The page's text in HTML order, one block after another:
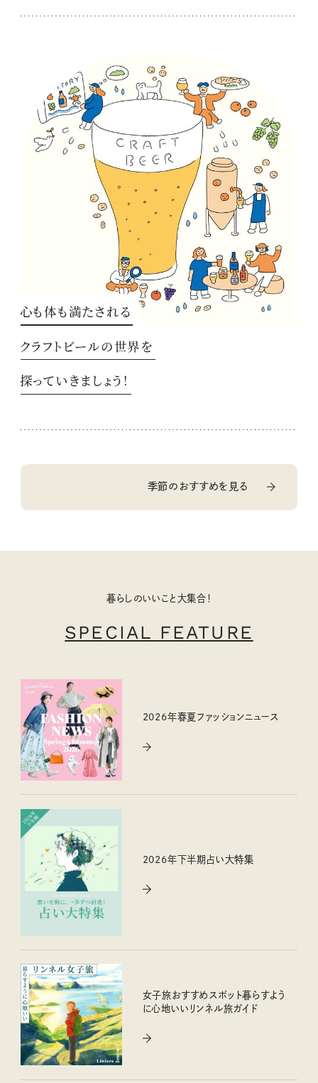
心も体も満たされる
クラフトビールの世界を
探っていきましょう！
季節のおすすめを見る
暮らしのいいこと大集合！
SPECIAL FEATURE
2026年春夏ファッションニュース
2026年下半期占い大特集
女子旅おすすめスポット暮らすよう
に心地いいリンネル旅ガイド